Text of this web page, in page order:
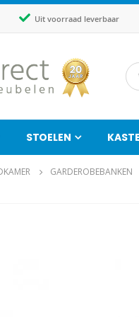
Uit voorraad leverbaar
STOELEN
GARDEROBEBANKEN